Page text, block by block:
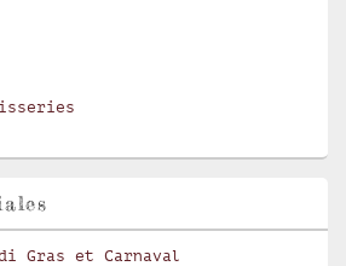
Gras et Carnaval